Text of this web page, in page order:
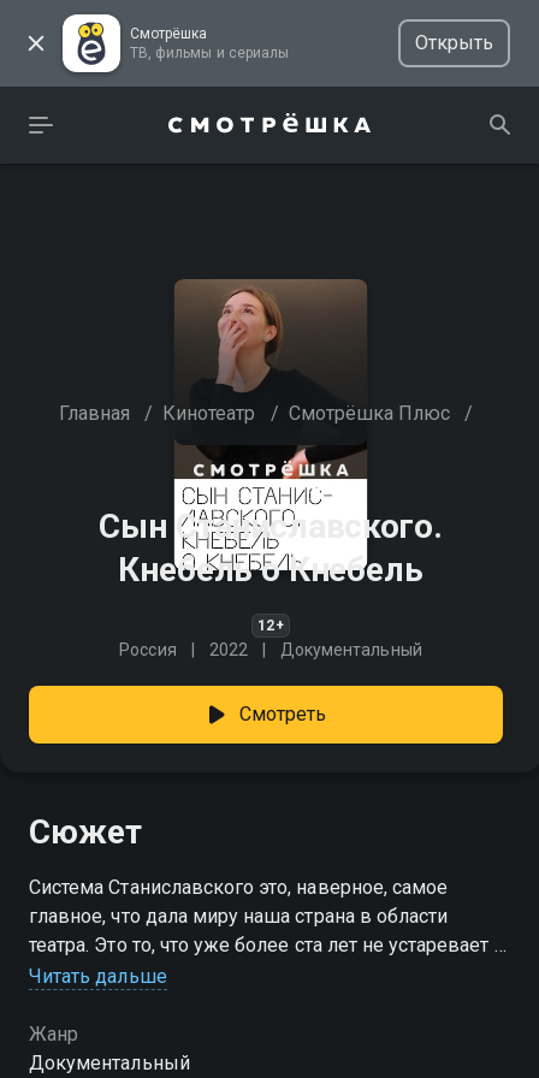
Смотрёшка
ТВ, фильмы и сериалы
Открыть
Главная / Кинотеатр / Смотрёшка Плюс /
Сын Станиславского.
Кнебель о Кнебель
12+
Россия 2022 Документальный
Смотреть
Сюжет
Система Станиславского это, наверное, самое
главное, что дала миру наша страна в области
театра. Это то, что уже более ста лет не устаревает и
не устареет никогда, эта система по-прежнему
запись системы на бумаге не передает всего;
процесс обучения и передачи опыта в театре всегда
Читать дальше
Жанр
Документальный